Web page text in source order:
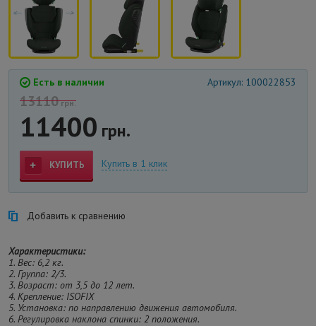
Есть в наличии Артикул: 100022853
13110грн.
11400 грн.
КУПИТЬ Купить в 1 клик
Добавить к сравнению
Характеристики:
1. Вес: 6,2 кг.
2. Группа: 2/3.
3. Возраст: от 3,5 до 12 лет.
4. Крепление: ISOFIX
5. Установка: по направлению движения автомобиля.
6. Регулировка наклона спинки: 2 положения.